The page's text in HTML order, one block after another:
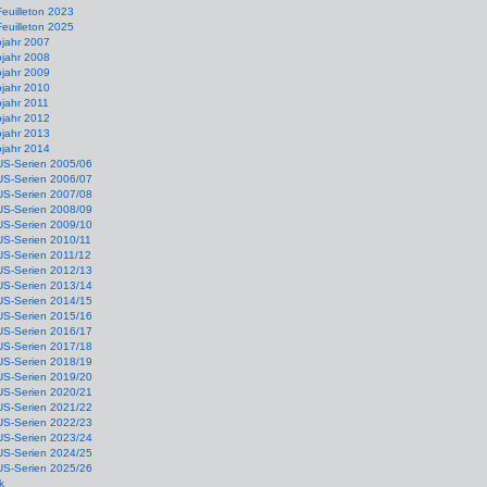
2023
2025
2007
2008
2009
2010
2011
2012
2013
2014
Serien 2005/06
Serien 2006/07
Serien 2007/08
Serien 2008/09
Serien 2009/10
Serien 2010/11
Serien 2011/12
Serien 2012/13
Serien 2013/14
Serien 2014/15
Serien 2015/16
Serien 2016/17
Serien 2017/18
Serien 2018/19
Serien 2019/20
Serien 2020/21
Serien 2021/22
Serien 2022/23
Serien 2023/24
Serien 2024/25
Serien 2025/26